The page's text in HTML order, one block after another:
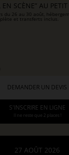
EN SCÈNE” AU
du 26 au 30 août,
et transferts inclus.
DEMANDER UN DEVIS
S'INSCRIRE EN LIGNE
Il ne reste que 2 places !
27 AOÛT 2026